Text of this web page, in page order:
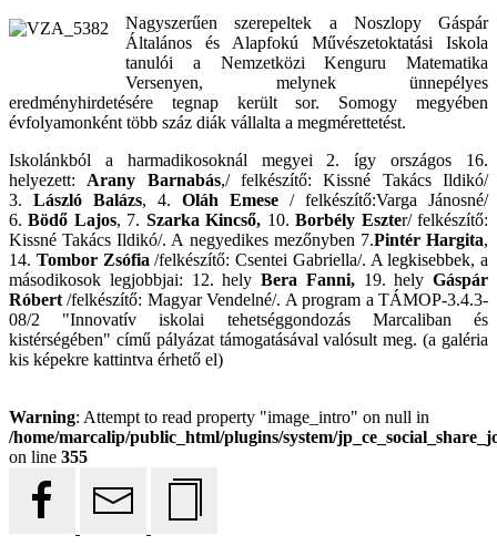
Nagyszerűen szerepeltek a Noszlopy Gáspár
Általános és Alapfokú Művészetoktatási Iskola
tanulói a Nemzetközi Kenguru Matematika
Versenyen, melynek ünnepélyes
eredményhirdetésére tegnap került sor. Somogy megyében
évfolyamonként több száz diák vállalta a megmérettetést.
Iskolánkból a harmadikosoknál megyei 2. így országos 16.
helyezett: Arany Barnabás,/ felkészítő: Kissné Takács Ildikó/
3. László Balázs, 4. Oláh Emese / felkészítő:Varga Jánosné/
6.Bödő Lajos, 7. Szarka Kincső, 10.Borbély Eszter/ felkészítő:
Kissné Takács Ildikó/. A negyedikes mezőnyben 7.Pintér Hargita,
14. Tombor Zsófia /felkészítő: Csentei Gabriella/. A legkisebbek, a
másodikosok legjobbjai: 12. hely Bera Fanni, 19. hely Gáspár
Róbert/felkészítő: Magyar Vendelné/. A program a TÁMOP-3.4.3-
08/2 "Innovatív iskolai tehetséggondozás Marcaliban és
kistérségében" című pályázat támogatásával valósult meg. (a galéria
kis képekre kattintva érhető el)
Warning: Attempt to read property "image_intro" on null in
/home/marcalip/public_html/plugins/system/
on line 355